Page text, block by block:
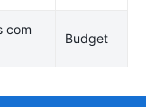
com
Budget